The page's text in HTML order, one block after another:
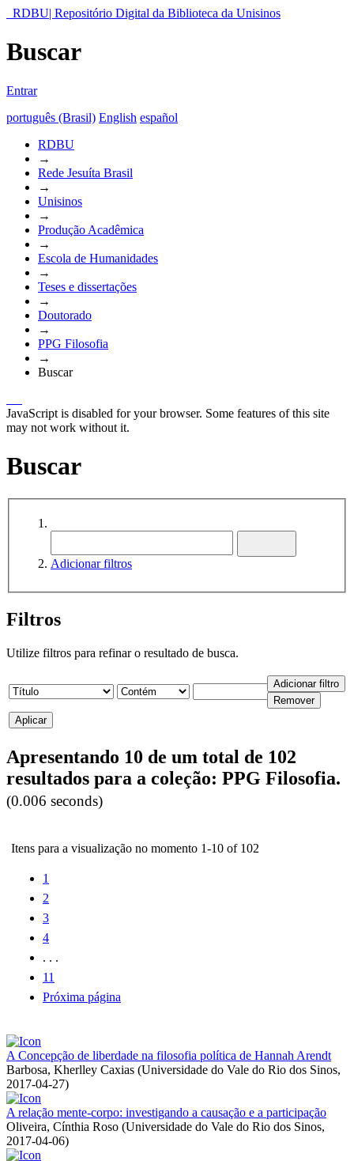
RDBU| Repositório Digital da Biblioteca da Unisinos
Buscar
Entrar
português (Brasil) English español
RDBU
→
Rede Jesuíta Brasil
→
Unisinos
→
Produção Acadêmica
→
Escola de Humanidades
→
Teses e dissertações
→
Doutorado
→
PPG Filosofia
→
Buscar
JavaScript is disabled for your browser. Some features of this site
may not work without it.
Buscar
Adicionar filtros
Filtros
Utilize filtros para refinar o resultado de busca.
Apresentando 10 de um total de 102
resultados para a coleção: PPG Filosofia.
(0.006 seconds)
Itens para a visualização no momento 1-10 of 102
1
2
3
4
. . .
11
Próxima página
A Concepção de liberdade na filosofia política de Hannah Arendt
Barbosa, Kherlley Caxias (Universidade do Vale do Rio dos Sinos,
2017-04-27)
A relação mente-corpo: investigando a causação e a participação
Oliveira, Cínthia Roso (Universidade do Vale do Rio dos Sinos,
2017-04-06)